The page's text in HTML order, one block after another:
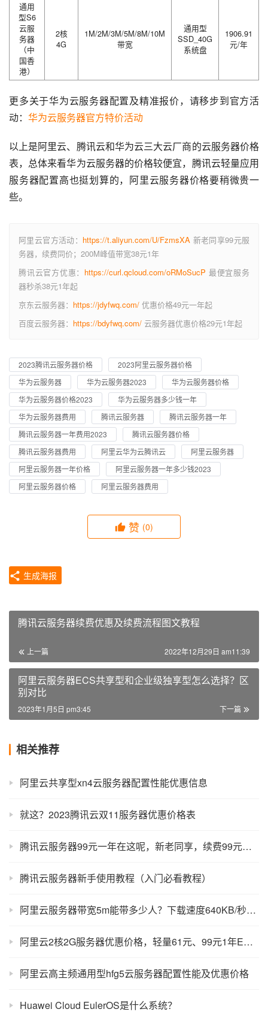
通用
型S6
云服
务器
（中
国香
港）
2核
4G
1M/2M/3M/5M/8M/10M
带宽
通用型
SSD_40G
系统盘
1906.91
元/年
更多关于华为云服务器配置及精准报价，请移步到官方活
动： 华为云服务器官方特价活动
以上是阿里云、腾讯云和华为云三大云厂商的云服务器价格
表，总体来看华为云服务器的价格较便宜，腾讯云轻量应用
服务器配置高也挺划算的，阿里云服务器价格要稍微贵一
些。
阿里云官方活动： https://t.aliyun.com/U/FzmsXA 新老同享99元服
务器，续费同价；200M峰值带宽38元1年
腾讯云官方优惠： https://curl.qcloud.com/oRMoSucP 最便宜服务
器秒杀38元1年起
京东云服务器： https://jdyfwq.com/ 优惠价格49元一年起
百度云服务器： https://bdyfwq.com/ 云服务器优惠价格29元1年起
2023腾讯云服务器价格
2023阿里云服务器价格
华为云服务器
华为云服务器2023
华为云服务器价格
华为云服务器价格2023
华为云服务器多少钱一年
华为云服务器费用
腾讯云服务器
腾讯云服务器一年
腾讯云服务器一年费用2023
腾讯云服务器价格
腾讯云服务器费用
阿里云华为云腾讯云
阿里云服务器
阿里云服务器一年价格
阿里云服务器一年多少钱2023
阿里云服务器价格
阿里云服务器费用
赞 (0)
生成海报
腾讯云服务器续费优惠及续费流程图文教程
上一篇 2022年12月29日 am11:39
阿里云服务器ECS共享型和企业级独享型怎么选择？区
别对比
下一篇
2023年1月5日 pm3:45
相关推荐
阿里云共享型xn4云服务器配置性能优惠信息
就这？2023腾讯云双11服务器优惠价格表
腾讯云服务器99元一年在这呢，新老同享，续费99元不涨价！
腾讯云服务器新手使用教程（入门必看教程）
阿里云服务器带宽5m能带多少人？下载速度640KB/秒（计算下并发数）
阿里云2核2G服务器优惠价格，轻量61元、99元1年ECS配置对比
阿里云高主频通用型hfg5云服务器配置性能及优惠价格
Huawei Cloud EulerOS是什么系统？